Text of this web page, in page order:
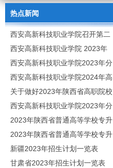
热点新闻
西安高新科技职业学院召开第二
次党代会
西安高新科技职业学院 2023年
高职分类考试招生章程
西安高新科技职业学院2023年分
类招生专业及计划
西安高新科技职业学院2024年高
职分类招生章程
关于做好2023年陕西省高职院校
分类考试工作的通知
西安高新科技职业学院2023年分
类考试招生简章
2023年陕西省普通高等学校专升
本招生专业目录
2023年陕西省普通高等学校专升
本招生专业课考核科目
新疆2023年招生计划一览表
甘肃省2023年招生计划一览表